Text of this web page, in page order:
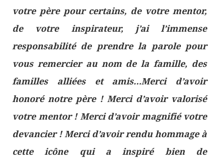
votre père pour certains, de votre mentor,
de votre inspirateur, j’ai l’immense
responsabilité de prendre la parole pour
vous remercier au nom de la famille, des
familles alliées et amis…Merci d’avoir
honoré notre père ! Merci d’avoir valorisé
votre mentor ! Merci d’avoir magnifié votre
devancier ! Merci d’avoir rendu hommage à
cette icône qui a inspiré bien de